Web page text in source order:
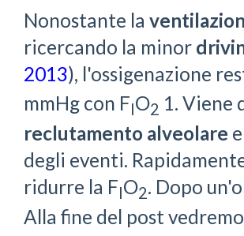
Nonostante la
ricercando la minor
2013), l'ossigenazione
mmHg con FIO2 1. Viene
reclutamento alveolare
degli eventi.
ridurre la FIO2. Dopo
Alla fine del post